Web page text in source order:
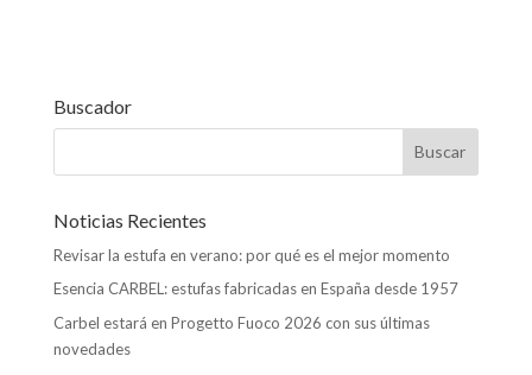
Buscador
Noticias Recientes
Revisar la estufa en verano: por qué es el mejor momento
Esencia CARBEL: estufas fabricadas en España desde 1957
Carbel estará en Progetto Fuoco 2026 con sus últimas
novedades